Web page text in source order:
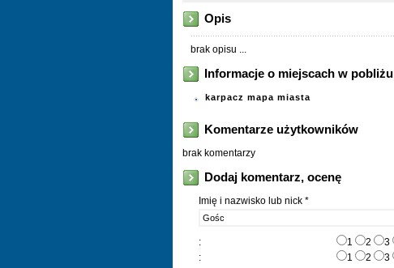
Opis
brak opisu ...
Informacje o miejscach w pobliżu
karpacz mapa miasta
Komentarze użytkowników
brak komentarzy
Dodaj komentarz, ocenę
Imię i nazwisko lub nick *
: 1 2 3
:
1 2 3